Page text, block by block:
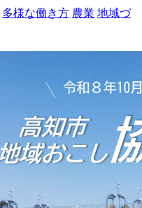
多様な働き方 農業 地域づ